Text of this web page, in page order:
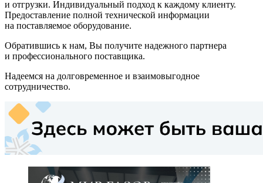
и отгрузки. Индивидуальный подход к каждому клиенту.
Предоставление полной технической информации
на поставляемое оборудование.
Обратившись к нам, Вы получите надежного партнера
и профессионального поставщика.
Надеемся на долговременное и взаимовыгодное
сотрудничество.